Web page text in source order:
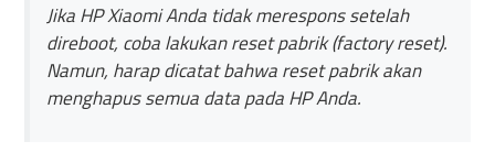
Jika HP Xiaomi Anda tidak merespons setelah
direboot, coba lakukan reset pabrik (factory reset).
Namun, harap dicatat bahwa reset pabrik akan
menghapus semua data pada HP Anda.